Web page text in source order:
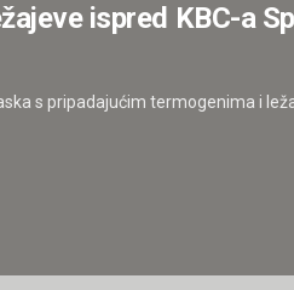
ispred KBC-a
s pripadajućim termogenima i